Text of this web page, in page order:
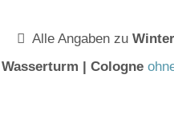
Alle Angaben zu
Wasserturm | Cologne